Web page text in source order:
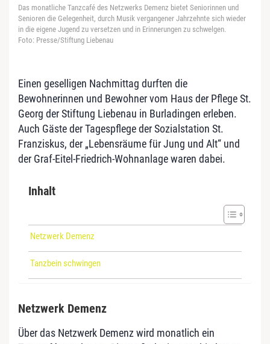
Das monatliche Tanzcafé des Netzwerks Demenz bietet Seniorinnen und
Senioren die Gelegenheit, durch Musik vergangener Jahrzehnte sich wieder
in die eigene Jugend zu versetzen und in Erinnerungen zu schwelgen.
Foto: Presse/Stiftung Liebenau
Einen geselligen Nachmittag durften die
Bewohnerinnen und Bewohner vom Haus der Pflege St.
Georg der Stiftung Liebenau in Burladingen erleben.
Auch Gäste der Tagespflege der Sozialstation St.
Franziskus, der „Lebensräume für Jung und Alt“ und
der Graf-Eitel-Friedrich-Wohnanlage waren dabei.
Inhalt
Netzwerk Demenz
Tanzbein schwingen
Netzwerk Demenz
Über das Netzwerk Demenz wird monatlich ein